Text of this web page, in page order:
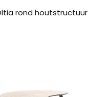
rond houtstructuur